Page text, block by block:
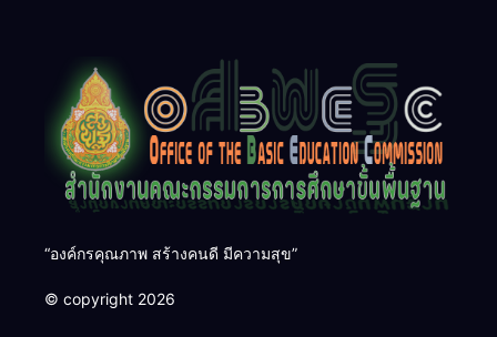
“องค์กรคุณภาพ สร้างคนดี มีความสุข”
© copyright 2026